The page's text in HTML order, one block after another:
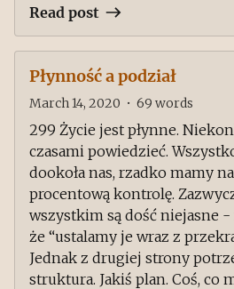
Read post
Płynność a podział
March 14, 2020 • 69 words
299 Życie jest płynne.
czasami powiedzieć.
dookoła nas, rzadko mamy
procentową kontrolę.
wszystkim są dość niejasne
że “ustalamy je wraz z
Jednak z drugiej strony
struktura. Jakiś plan. Coś, co